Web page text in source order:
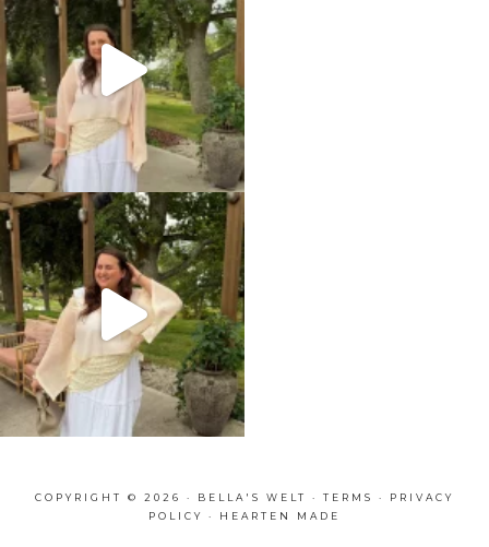
COPYRIGHT © 2026 · BELLA'S WELT · TERMS · PRIVACY
POLICY
· HEARTEN MADE